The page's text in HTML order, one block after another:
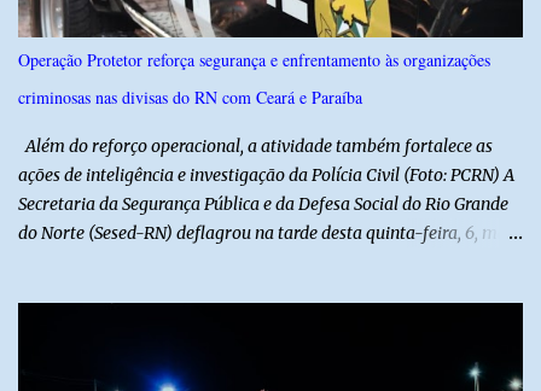
fugiu levando a caminhonete em direção ainda desconhecida. A
Polícia Militar foi acionada logo após o crime e realiza diligências
na região na tentativa de localizar o veículo e identificar os
autores do assalto. Qualquer informação que possa ajudar na
ser repassad...
Operação Protetor reforça segurança e enfrentamento às organizações
criminosas nas divisas do RN com Ceará e Paraíba
Além do reforço operacional, a atividade também fortalece as
ações de inteligência e investigação da Polícia Civil (Foto: PCRN) A
Secretaria da Segurança Pública e da Defesa Social do Rio Grande
do Norte (Sesed-RN) deflagrou na tarde desta quinta-feira, 6, mais
do Norte com os estados do Ceará e da Paraíba. A mobilização,